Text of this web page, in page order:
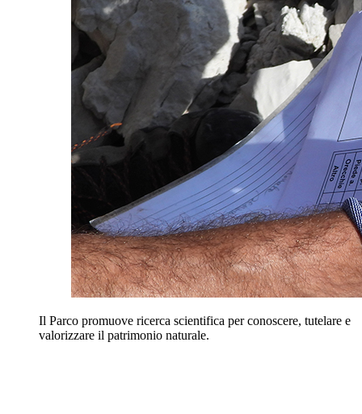
Il Parco promuove ricerca scientifica per conoscere, tutelare e
valorizzare il patrimonio naturale.